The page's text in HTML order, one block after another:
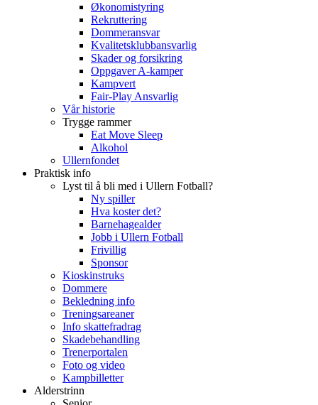
Økonomistyring
Rekruttering
Dommeransvar
Kvalitetsklubbansvarlig
Skader og forsikring
Oppgaver A-kamper
Kampvert
Fair-Play Ansvarlig
Vår historie
Trygge rammer
Eat Move Sleep
Alkohol
Ullernfondet
Praktisk info
Lyst til å bli med i Ullern Fotball?
Ny spiller
Hva koster det?
Barnehagealder
Jobb i Ullern Fotball
Frivillig
Sponsor
Kioskinstruks
Dommere
Bekledning info
Treningsareaner
Info skattefradrag
Skadebehandling
Trenerportalen
Foto og video
Kampbilletter
Alderstrinn